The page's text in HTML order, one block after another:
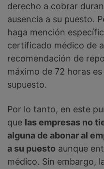
derecho a cobrar
ausencia a su puesto.
haga mención
certificado médico de
recomendación de
máximo de 72 horas
supuesto.
Por lo tanto, en este
que las empresas no
alguna de abonar al
a su puesto aunque
médico. Sin embargo,